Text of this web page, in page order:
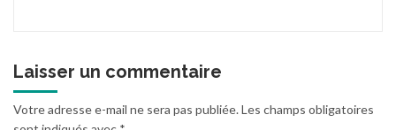
Laisser un commentaire
Votre adresse e-mail ne sera pas publiée.Les champs obligatoires